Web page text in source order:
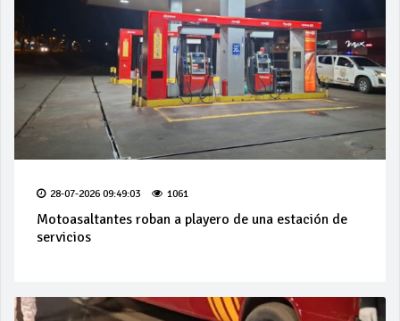
28-07-2026 09:49:03 1061
Motoasaltantes roban a playero de una estación de
servicios